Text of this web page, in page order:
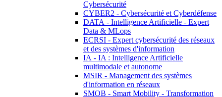
Cybersécurité
CYBER2 - Cybersécurité et Cyberdéfense
DATA - Intelligence Artificielle - Expert
Data & MLops
ECRSI - Expert cybersécurité des réseaux
et des systèmes d'information
IA - IA : Intelligence Artificielle
multimodale et autonome
MSIR - Management des systèmes
d'information en réseaux
SMOB - Smart Mobility - Transformation